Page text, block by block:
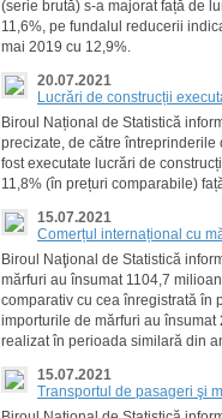
(serie brută) s-a majorat față de
11,6%, pe fundalul reducerii
mai 2019 cu 12,9%.
20.07.2021
Lucrări de construcții
Biroul Național de Statistică
precizate, de către întreprinderile
fost executate lucrări de
11,8% (în prețuri comparabile)
15.07.2021
Comerțul internațional cu
Biroul Naţional de Statistică
mărfuri au însumat 1104,7
comparativ cu cea înregistrată în
importurile de mărfuri au
realizat în perioada similară din
15.07.2021
Transportul de pasageri şi